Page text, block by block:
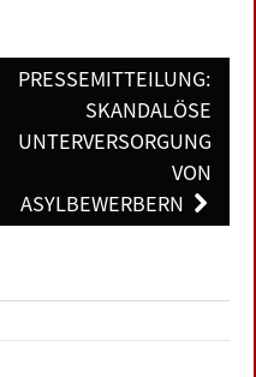
PRESSEMITTEILUNG:
SKANDALÖSE
UNTERVERSORGUNG
VON
ASYLBEWERBERN